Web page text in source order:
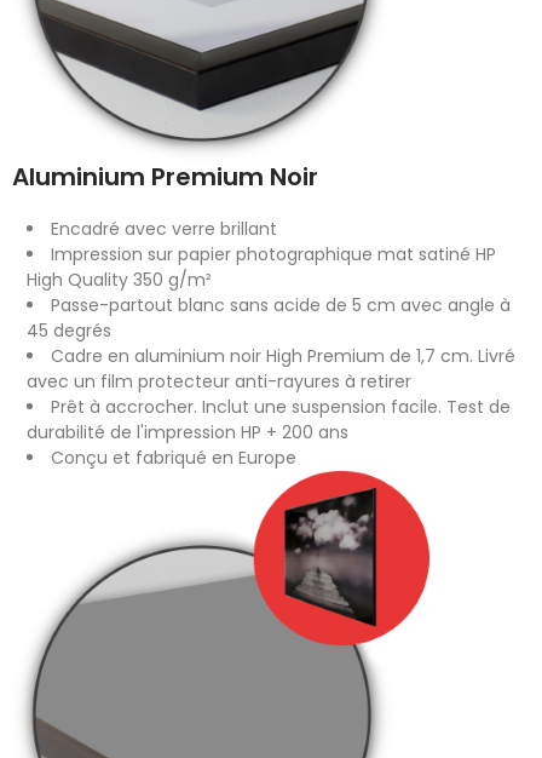
Aluminium Premium Noir
Encadré avec verre brillant
Impression sur papier photographique mat satiné HP
High Quality 350 g/m²
Passe-partout blanc sans acide de 5 cm avec angle à
45 degrés
Cadre en aluminium noir High Premium de 1,7 cm. Livré
avec un film protecteur anti-rayures à retirer
Prêt à accrocher. Inclut une suspension facile. Test de
durabilité de l'impression HP + 200 ans
Conçu et fabriqué en Europe